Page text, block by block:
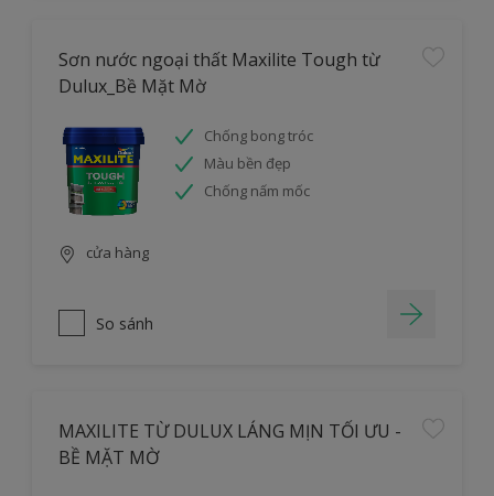
Sơn nước ngoại thất Maxilite Tough từ
Dulux_Bề Mặt Mờ
Chống bong tróc
Màu bền đẹp
Chống nấm mốc
cửa hàng
So sánh
MAXILITE TỪ DULUX LÁNG MỊN TỐI ƯU -
BỀ MẶT MỜ